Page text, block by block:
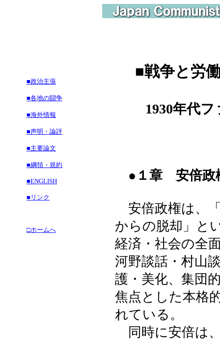
■政治主張
■各地の闘争
■海外情報
■声明・論評
■主要論文
■綱領・規約
■ENGLISH
■リンク
□ホームへ
■戦争と労
1930年代
●１章 安倍政
安倍政権は、
からの脱却」と
経済・社会の全
河野談話・村山
護・美化、集団
焦点とした本格
れている。
同時に安倍は